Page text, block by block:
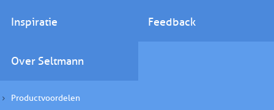
Inspiratie Feedback
Over Seltmann
Productvoordelen